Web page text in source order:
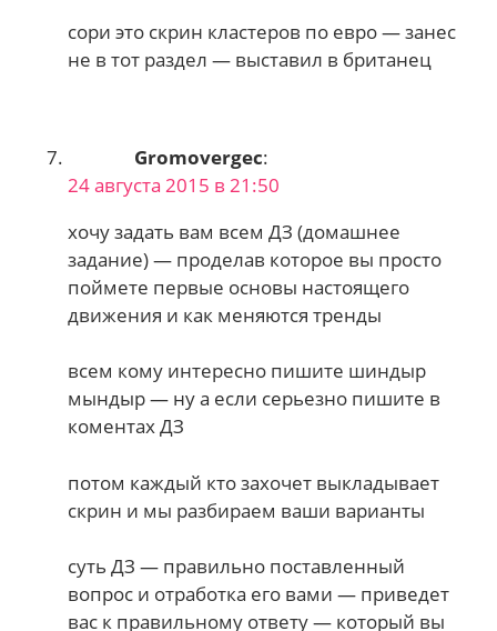
сори это скрин кластеров по евро — занес
не в тот раздел — выставил в британец
Gromovergec:
24 августа 2015 в 21:50
хочу задать вам всем ДЗ (домашнее
задание) — проделав которое вы просто
поймете первые основы настоящего
движения и как меняются тренды
всем кому интересно пишите шиндыр
мындыр — ну а если серьезно пишите в
коментах ДЗ
потом каждый кто захочет выкладывает
скрин и мы разбираем ваши варианты
суть ДЗ — правильно поставленный
вопрос и отработка его вами — приведет
вас к правильному ответу — который вы